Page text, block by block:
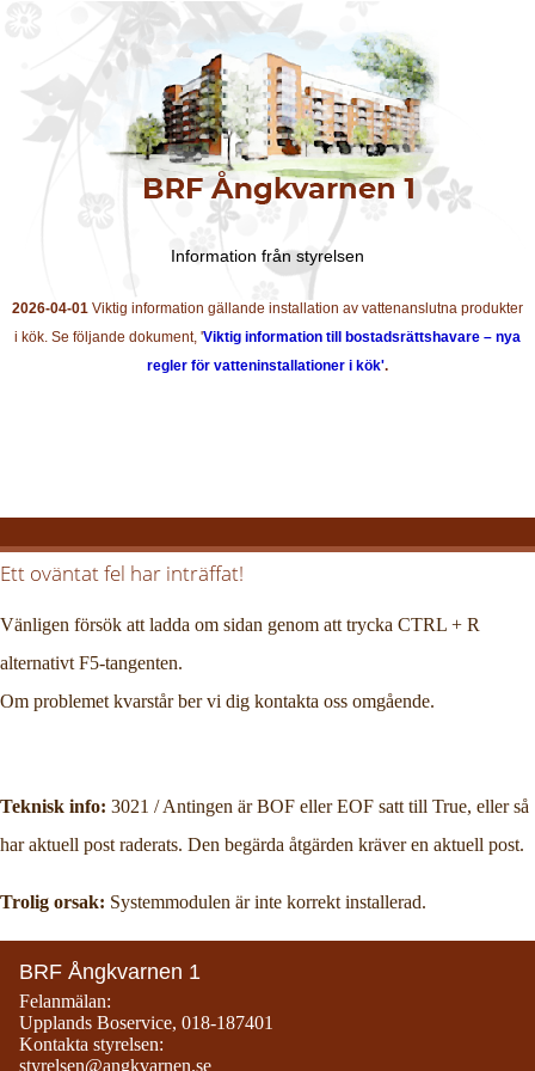
Information från styrelsen
2026-04-01 Viktig information gällande installation av vattenanslutna produkter
i kök. Se följande dokument, 'Viktig information till bostadsrättshavare – nya
regler för vatteninstallationer i kök'.
Ett oväntat fel har inträffat!
Vänligen försök att ladda om sidan genom att trycka CTRL + R
alternativt F5-tangenten.
Om problemet kvarstår ber vi dig kontakta oss omgående.
Teknisk info: 3021 / Antingen är BOF eller EOF satt till True, eller så
har aktuell post raderats. Den begärda åtgärden kräver en aktuell post.
Trolig orsak: Systemmodulen är inte korrekt installerad.
BRF Ångkvarnen 1
Felanmälan:
Upplands Boservice, 018-187401
Kontakta styrelsen:
styrelsen@angkvarnen.se